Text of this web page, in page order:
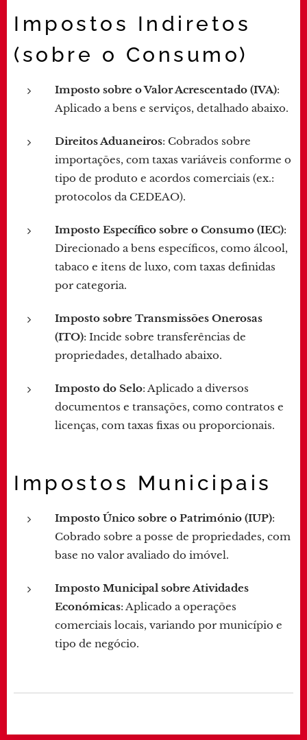
Impostos Indiretos
(sobre o Consumo)
Imposto sobre o Valor Acrescentado (IVA):
Aplicado a bens e serviços, detalhado abaixo.
Direitos Aduaneiros: Cobrados sobre
importações, com taxas variáveis conforme o
tipo de produto e acordos comerciais (ex.:
protocolos da CEDEAO).
Imposto Específico sobre o Consumo (IEC):
Direcionado a bens específicos, como álcool,
tabaco e itens de luxo, com taxas definidas
por categoria.
Imposto sobre Transmissões Onerosas
(ITO): Incide sobre transferências de
propriedades, detalhado abaixo.
Imposto do Selo: Aplicado a diversos
documentos e transações, como contratos e
licenças, com taxas fixas ou proporcionais.
Impostos Municipais
Imposto Único sobre o Património (IUP):
Cobrado sobre a posse de propriedades, com
base no valor avaliado do imóvel.
Imposto Municipal sobre Atividades
Económicas: Aplicado a operações
comerciais locais, variando por município e
tipo de negócio.